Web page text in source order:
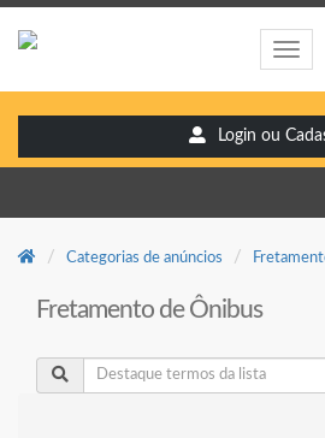
Login ou
Categorias de anúncios
Fretamento de Ônibus